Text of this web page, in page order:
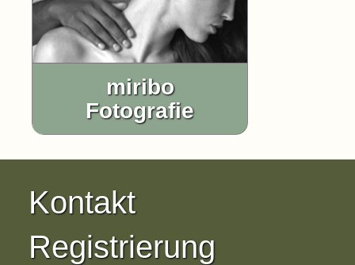
miribo
Fotografie
Kontakt
Registrierung